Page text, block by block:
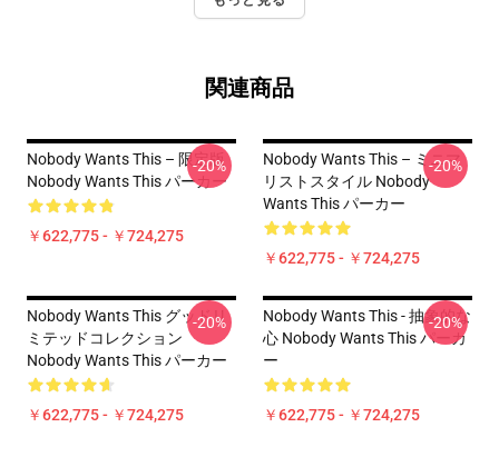
関連商品
Nobody Wants This – 限定版
Nobody Wants This パーカー
￥622,775 - ￥724,275
-20%
Nobody Wants This – ミニマ
リストスタイル Nobody
Wants This パーカー
￥622,775 - ￥724,275
-20%
Nobody Wants This グッドリ
ミテッドコレクション
Nobody Wants This パーカー
￥622,775 - ￥724,275
-20%
Nobody Wants This - 抽象的な
心 Nobody Wants This パーカ
ー
￥622,775 - ￥724,275
-20%